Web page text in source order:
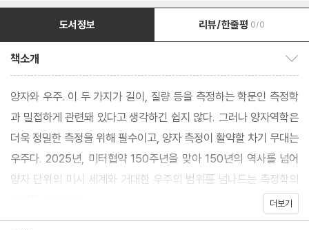
도서정보 리뷰/한줄평 0/0
책소개
양자와 우주. 이 두 가지가 길이, 질량 등을 측정하는 학문인 측정학
과 밀접하게 관련돼 있다고 생각하긴 쉽지 않다. 그러나 양자역학은
더욱 정밀한 측정을 위해 필수이고, 양자 측정이 활약할 차기 무대는
우주다. 2025년, 미터협약 150주년을 맞아 150년의 역사를 넘어
양자 단위의 미시 세계와 거대한 우주의 범위를 넘나드는 측정학의
더보기